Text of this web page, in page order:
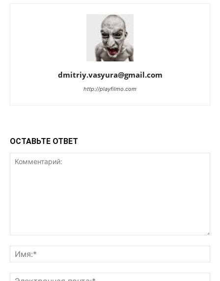
dmitriy.vasyura@gmail.com
http://playfilmo.com
ОСТАВЬТЕ ОТВЕТ